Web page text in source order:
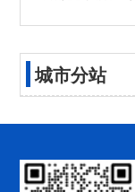
城市分站